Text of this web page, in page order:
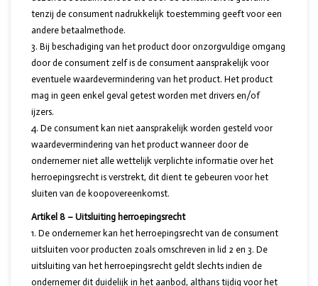
tenzij de consument nadrukkelijk toestemming geeft voor een
andere betaalmethode.
Bij beschadiging van het product door onzorgvuldige omgang
door de consument zelf is de consument aansprakelijk voor
eventuele waardevermindering van het product. Het product
mag in geen enkel geval getest worden met drivers en/of
ijzers.
De consument kan niet aansprakelijk worden gesteld voor
waardevermindering van het product wanneer door de
ondernemer niet alle wettelijk verplichte informatie over het
herroepingsrecht is verstrekt, dit dient te gebeuren voor het
sluiten van de koopovereenkomst.
Artikel 8 – Uitsluiting herroepingsrecht
De ondernemer kan het herroepingsrecht van de consument
uitsluiten voor producten zoals omschreven in lid 2 en 3. De
uitsluiting van het herroepingsrecht geldt slechts indien de
ondernemer dit duidelijk in het aanbod, althans tijdig voor het